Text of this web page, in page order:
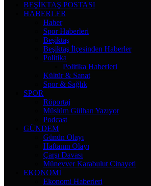
BEŞIKTAŞ POSTASI
HABERLER
Haber
Spor Haberleri
Beşiktaş
Beşiktaş İlçesinden Haberler
Politika
Politika Haberleri
Kültür & Sanat
Spor & Sağlık
SPOR
Röportaj
Müslüm Gülhan Yazıyor
Podcast
GÜNDEM
Günün Olayı
Haftanın Olayı
Çarşı Davası
Münevver Karabulut Cinayeti
EKONOMI
Ekonomi Haberleri